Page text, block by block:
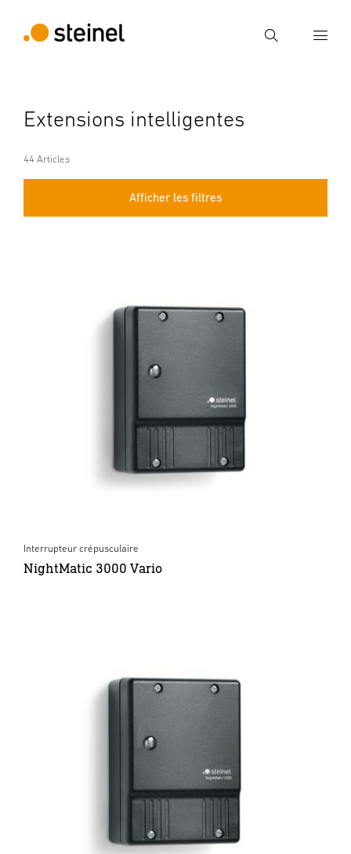
Recherche
Recherche
Extensions intelligentes
44 Articles
Afficher les filtres
Interrupteur crépusculaire
NightMatic 3000 Vario